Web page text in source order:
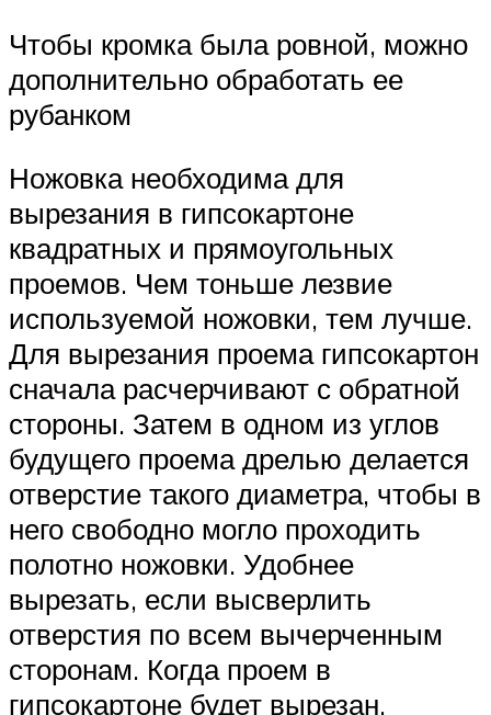
Чтобы кромка была ровной, можно
дополнительно обработать ее
рубанком
Ножовка необходима для
вырезания в гипсокартоне
квадратных и прямоугольных
проемов. Чем тоньше лезвие
используемой ножовки, тем лучше.
Для вырезания проема гипсокартон
сначала расчерчивают с обратной
стороны. Затем в одном из углов
будущего проема дрелью делается
отверстие такого диаметра, чтобы в
него свободно могло проходить
полотно ножовки. Удобнее
вырезать, если высверлить
отверстия по всем вычерченным
сторонам. Когда проем в
гипсокартоне будет вырезан,